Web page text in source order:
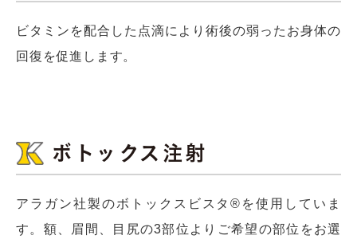
ビタミンを配合した点滴により術後の弱ったお身体の
回復を促進します。
ボトックス注射
アラガン社製のボトックスビスタ®を使用していま
す。額、眉間、目尻の3部位よりご希望の部位をお選